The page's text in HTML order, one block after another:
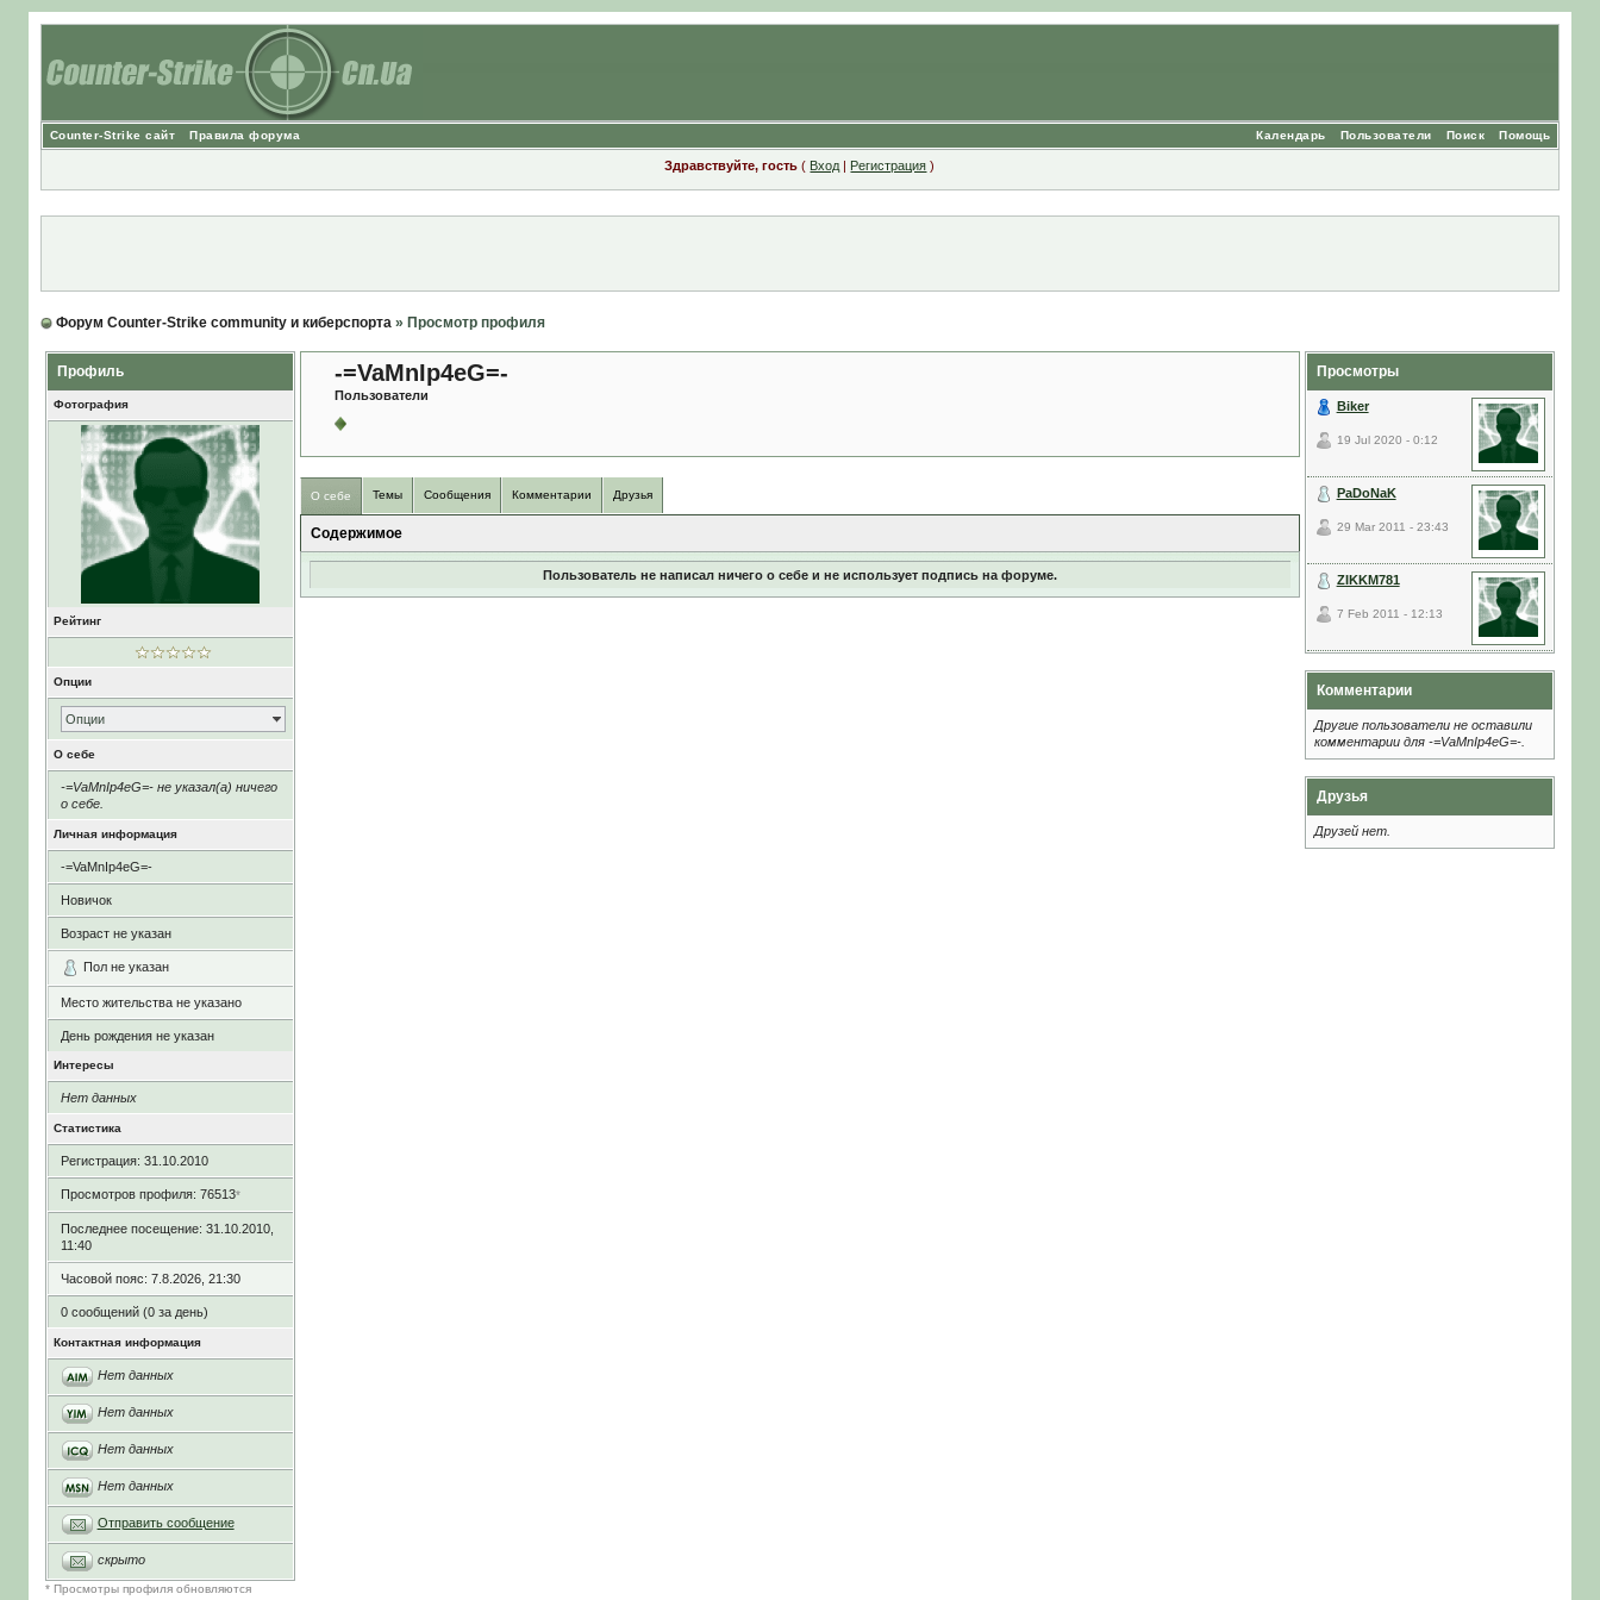
Counter-Strike сайт Правила форума Помощь
Поиск
Пользователи
Календарь
Здравствуйте, гость ( Вход | Регистрация )
Форум Counter-Strike community и киберспорта» Просмотр профиля
Профиль
Фотография
Рейтинг
Опции
Опции
О себе
-=VaMnIp4eG=- не указал(а) ничего
о себе.
Личная информация
-=VaMnIp4eG=-
Новичок
Возраст не указан
Пол не указан
Место жительства не указано
День рождения не указан
Интересы
Нет данных
Статистика
Регистрация: 31.10.2010
Просмотров профиля: 76513*
Последнее посещение: 31.10.2010,
11:40
Часовой пояс: 7.8.2026, 21:30
0 сообщений (0 за день)
Контактная информация
Нет данных
Нет данных
Нет данных
Нет данных
Отправить сообщение
скрыто
* Просмотры профиля обновляются
-=VaMnIp4eG=-
Пользователи
О себе Темы Сообщения Комментарии Друзья
Содержимое
Пользователь не написал ничего о себе и не использует подпись на форуме.
Просмотры
Biker
19 Jul 2020 - 0:12
PaDoNaK
29 Mar 2011 - 23:43
ZIKKM781
7 Feb 2011 - 12:13
Комментарии
Другие пользователи не оставили
комментарии для -=VaMnIp4eG=-.
Друзья
Друзей нет.